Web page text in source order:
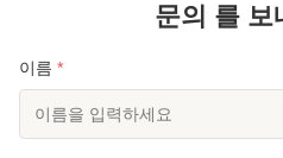
지방, yelllow 바다와 Jiaozhou 베이
문의 를 보
이름 *